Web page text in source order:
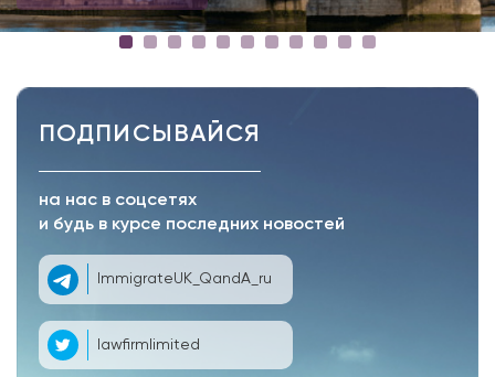
ПОДПИСЫВАЙСЯ
на нас в соцсетях
и будь в курсе последних новостей
ImmigrateUK_QandA_ru
lawfirmlimited